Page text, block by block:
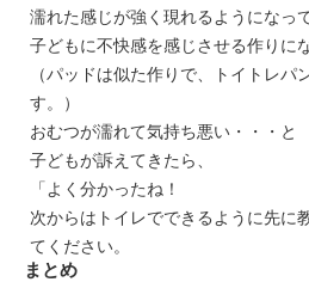
濡れた感じが強く現れるようになって
子どもに不快感を感じさせる作りに
（パッドは似た作りで、トイトレパ
す。）
おむつが濡れて気持ち悪い・・・と
子どもが訴えてきたら、
「よく分かったね！
次からはトイレでできるように先に
てください。
まとめ